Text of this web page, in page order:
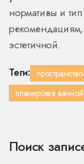
нормативы и
эстетичной.
Теги:
планировка ванной
Поиск